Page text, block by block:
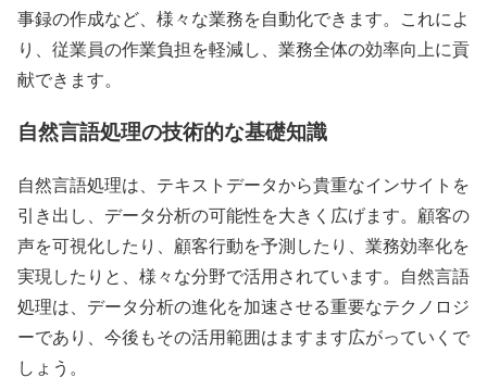
事録の作成など、様々な業務を自動化できます。これによ
り、従業員の作業負担を軽減し、業務全体の効率向上に貢
献できます。
自然言語処理の技術的な基礎知識
自然言語処理は、テキストデータから貴重なインサイトを
引き出し、データ分析の可能性を大きく広げます。顧客の
声を可視化したり、顧客行動を予測したり、業務効率化を
実現したりと、様々な分野で活用されています。自然言語
処理は、データ分析の進化を加速させる重要なテクノロジ
ーであり、今後もその活用範囲はますます広がっていくで
しょう。